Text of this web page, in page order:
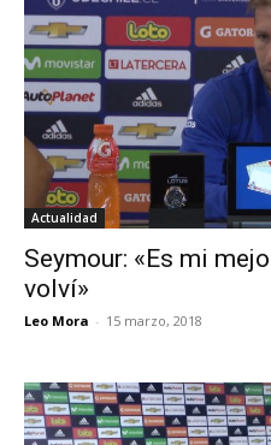
Actualidad
Seymour: «Es mi
volví»
Leo Mora - 15 marzo, 2018